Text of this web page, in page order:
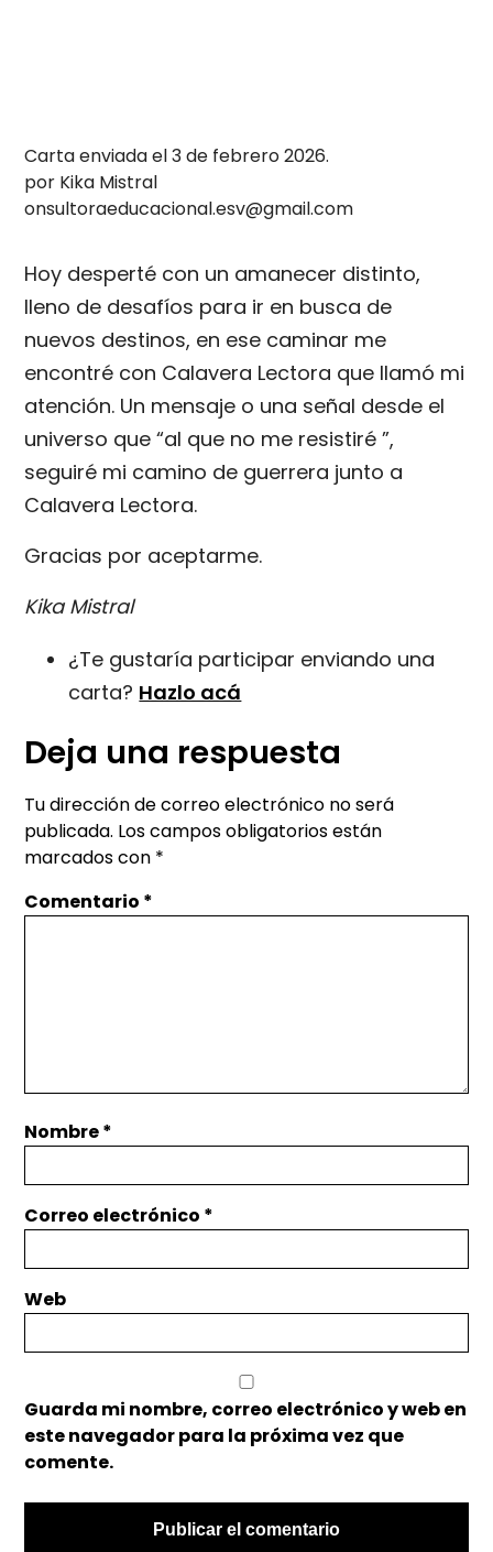
Carta enviada el 3 de febrero 2026.
por Kika Mistral
onsultoraeducacional.esv@gmail.com
Hoy desperté con un amanecer distinto,
lleno de desafíos para ir en busca de
nuevos destinos, en ese caminar me
encontré con Calavera Lectora que llamó mi
atención. Un mensaje o una señal desde el
universo que “al que no me resistiré ”,
seguiré mi camino de guerrera junto a
Calavera Lectora.
Gracias por aceptarme.
Kika Mistral
¿Te gustaría participar enviando una
carta? Hazlo acá
Deja una respuesta
Tu dirección de correo electrónico no será
publicada. Los campos obligatorios están
marcados con *
Comentario *
Nombre*
Correo electrónico *
Web
Guarda mi nombre, correo electrónico y web en
este navegador para la próxima vez que
comente.